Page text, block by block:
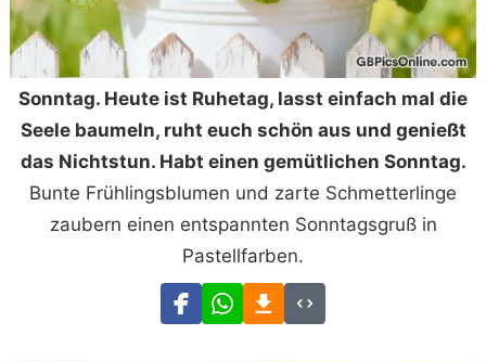
Sonntag. Heute ist Ruhetag, lasst einfach mal die
Seele baumeln, ruht euch schön aus und genießt
das Nichtstun. Habt einen gemütlichen Sonntag.
Bunte Frühlingsblumen und zarte Schmetterlinge
zaubern einen entspannten Sonntagsgruß in
Pastellfarben.